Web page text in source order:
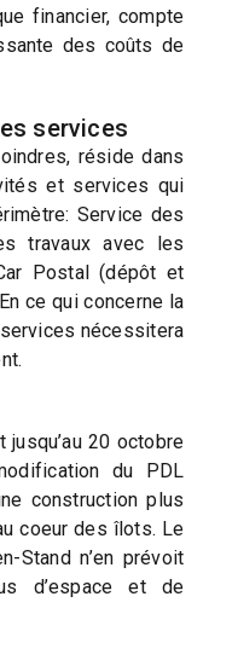
financier, compte
des coûts de
services
réside dans
et services qui
Service des
travaux avec les
Postal (dépôt et
ce qui concerne la
nécessitera
jusqu’au 20 octobre
du PDL
construction plus
coeur des îlots. Le
Stand n’en prévoit
d’espace et de